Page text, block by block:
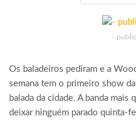
-
Os baladeiros pediram e a
semana tem o primeiro show
balada da cidade. A banda mais
deixar ninguém parado quinta-